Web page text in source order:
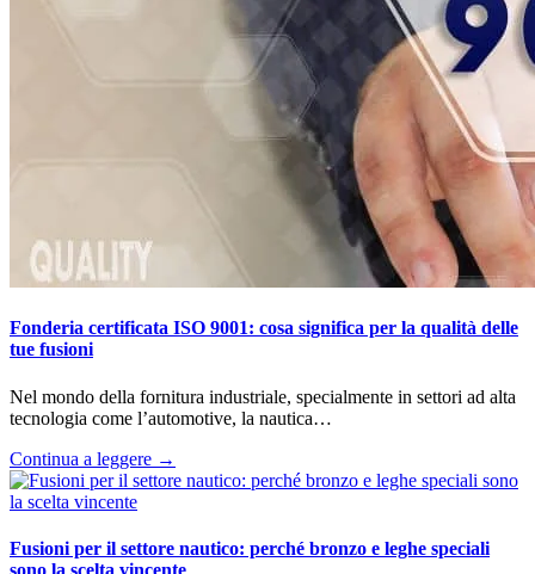
Fonderia certificata ISO 9001: cosa significa per la qualità delle
tue fusioni
Nel mondo della fornitura industriale, specialmente in settori ad alta
tecnologia come l’automotive, la nautica…
Continua a leggere →
Fusioni per il settore nautico: perché bronzo e leghe speciali
sono la scelta vincente